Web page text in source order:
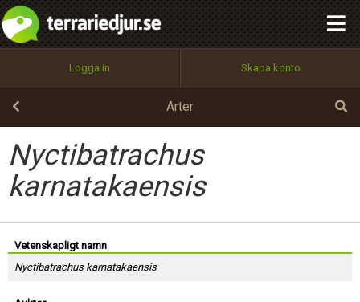
Logga in Skapa konto
Arter
Nyctibatrachus
karnatakaensis
Vetenskapligt namn
Nyctibatrachus karnatakaensis
Utför
100%
OK
integritetspolicy
Namn:
Epost:
Användarnamn:
Lösenord:
Begär nytt lösenord
Tillbaka till förstasidan